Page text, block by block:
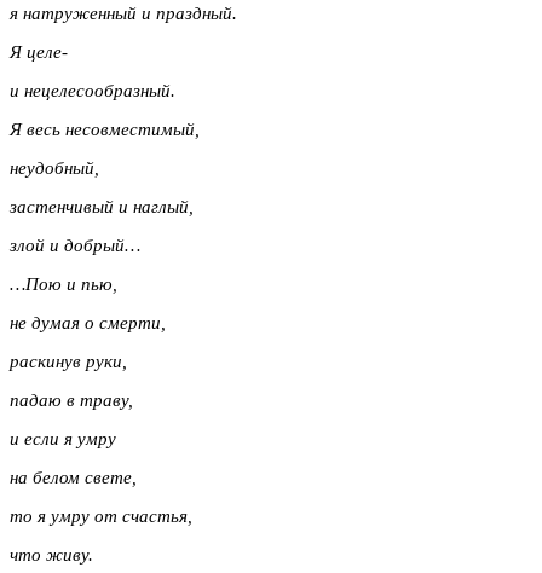
я натруженный и праздный.
Я целе-
и нецелесообразный.
Я весь несовместимый,
неудобный,
застенчивый и наглый,
злой и добрый…
…Пою и пью,
не думая о смерти,
раскинув руки,
падаю в траву,
и если я умру
на белом свете,
то я умру от счастья,
что живу.